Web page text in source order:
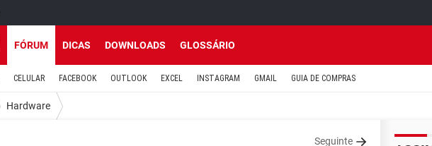
FÓRUM DICAS DOWNLOADS GLOSSÁRIO
CELULAR FACEBOOK OUTLOOK EXCEL INSTAGRAM GMAIL GUIA DE COMPRAS
Hardware
Seguinte